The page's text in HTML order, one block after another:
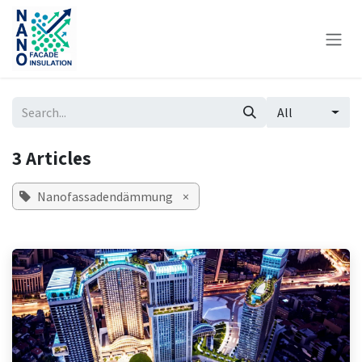
Skip to Content
All
3 Articles
Nanofassadendämmung ×